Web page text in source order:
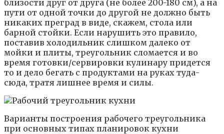
близости друг от друга (не более 200-180 см), а на
пути от одной точки до другой не должно быть
никаких преград в виде, скажем, стола или
барной стойки. Если нарушить это правило,
поставив холодильник слишком далеко от
мойки и плиты, треугольник сломается и во
время готовки/сервировки кулинару придется
то и дело бегать с продуктами на руках туда-
сюда, тратя лишнее время и силы.
Варианты построения рабочего треугольника
при основных типах планировок кухни